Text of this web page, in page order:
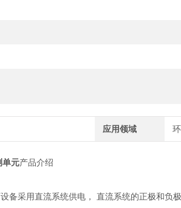
应用领域
单元产品介绍
备采用直流系统供电， 直流系统的正极和负